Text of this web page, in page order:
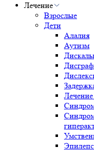
Лечение
Взрослые
Дети
Алалия
Аутизм